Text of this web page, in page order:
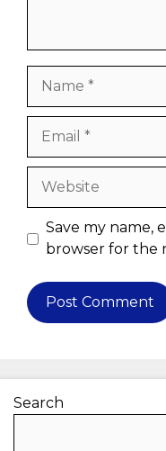
Website
Save my name,
browser for the
Search